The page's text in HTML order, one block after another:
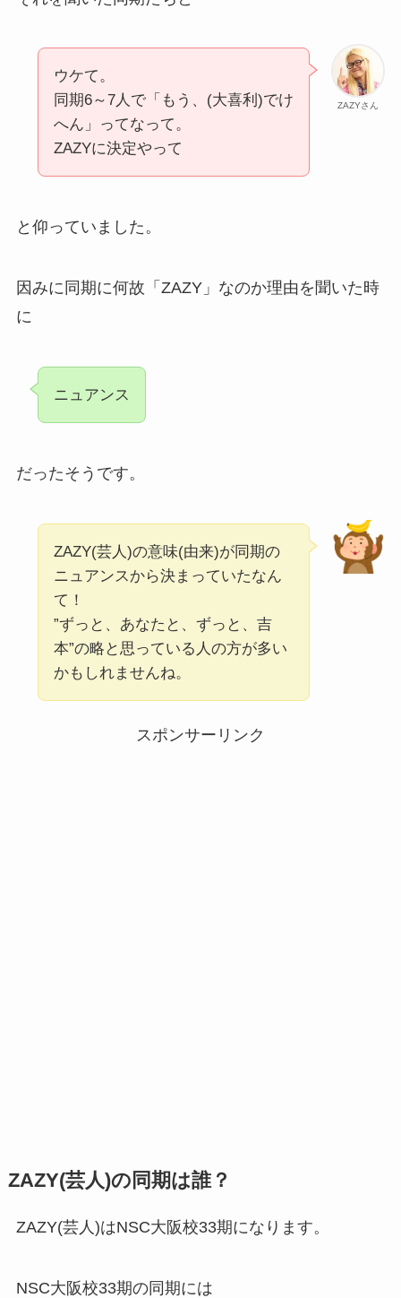
ZAZYさん
ウケて。
同期6～7人で「もう、(大喜利)でけ
へん」ってなって。
ZAZYに決定やって
と仰っていました。
因みに同期に何故「ZAZY」なのか理由を聞いた時
に
ニュアンス
だったそうです。
ZAZY(芸人)の意味(由来)が同期の
ニュアンスから決まっていたなん
て！
”ずっと、あなたと、ずっと、吉
本”の略と思っている人の方が多い
かもしれませんね。
スポンサーリンク
ZAZY(芸人)の同期は誰？
ZAZY(芸人)はNSC大阪校33期になります。
NSC大阪校33期の同期には